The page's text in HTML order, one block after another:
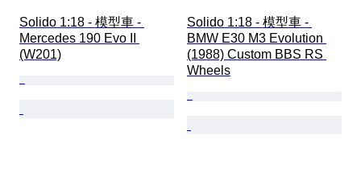
Solido 1:18 - 模型車 -
Mercedes 190 Evo II
(W201)
Solido 1:18 - 模型車 -
BMW E30 M3 Evolution
(1988) Custom BBS RS
Wheels